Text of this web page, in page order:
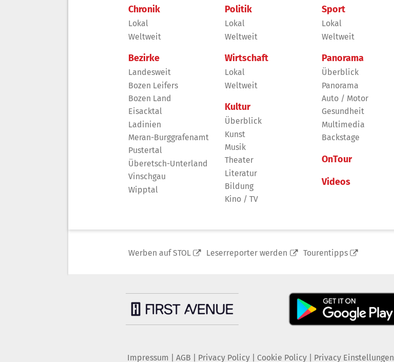
Chronik
Lokal
Weltweit
Bezirke
Landesweit
Bozen Leifers
Bozen Land
Eisacktal
Ladinien
Meran-Burggrafenamt
Pustertal
Überetsch-Unterland
Vinschgau
Wipptal
Politik
Lokal
Weltweit
Wirtschaft
Lokal
Weltweit
Kultur
Überblick
Kunst
Musik
Theater
Literatur
Bildung
Kino / TV
Sport
Lokal
Weltweit
Panorama
Überblick
Panorama
Auto / Motor
Gesundheit
Multimedia
Backstage
OnTour
Videos
Werben auf STOL Leserreporter werden Tourentipps
Impressum AGB Privacy Policy| Cookie Policy| Privacy Einstellungen